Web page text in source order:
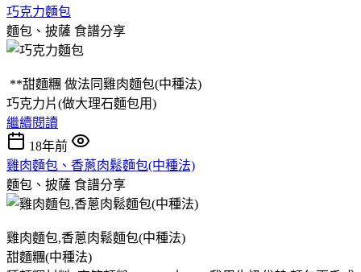
巧克力麵包
麵包、披薩 食譜分享
**甜麵糰 做法同雞肉麵包(中種法)
巧克力片(做大理石麵包用)
繼續閱讀
18年前
雞肉麵包、香蔥肉鬆麵包(中種法)
麵包、披薩 食譜分享
雞肉麵包,香蔥肉鬆麵包(中種法)
甜麵糰(中種法)